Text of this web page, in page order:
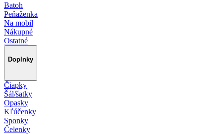
Batoh
Peňaženka
Na mobil
Nákupné
Ostatné
Doplnky
Čiapky
Šál/šatky
Opasky
Kľúčenky
Sponky
Čelenky